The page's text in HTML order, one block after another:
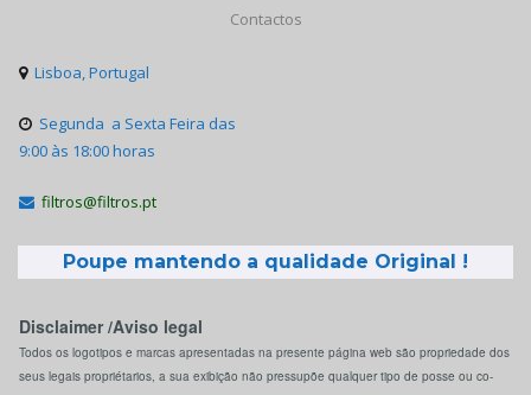
Contactos
 Lisboa, Portugal
 Segunda a Sexta Feira das
9:00 às 18:00 horas
 filtros@filtros.pt
Poupe mantendo a qualidade Original !
Disclaimer /Aviso legal
Todos os logotipos e marcas apresentadas na presente página web são propriedade dos
seus legais propriétarios, a sua exibição não pressupõe qualquer tipo de posse ou co-